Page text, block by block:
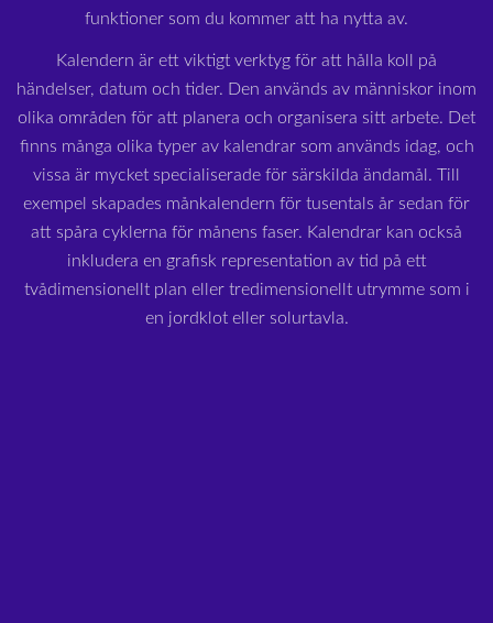
funktioner som du kommer att ha nytta av.
Kalendern är ett viktigt verktyg för att hålla koll på
händelser, datum och tider. Den används av människor inom
olika områden för att planera och organisera sitt arbete. Det
finns många olika typer av kalendrar som används idag, och
vissa är mycket specialiserade för särskilda ändamål. Till
exempel skapades månkalendern för tusentals år sedan för
att spåra cyklerna för månens faser. Kalendrar kan också
inkludera en grafisk representation av tid på ett
tvådimensionellt plan eller tredimensionellt utrymme som i
en jordklot eller solurtavla.